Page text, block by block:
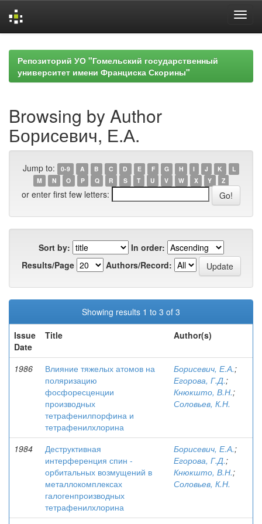
navigationРепозиторий УО "Гомельский государственный
университет имени Франциска Скорины"
Browsing by Author
Борисевич, Е.А.
Jump to: 0-9 A B C D E F G H I J K
L
M
N O P Q R S T U V W X Y Z
or enter first few letters:
Sort by:
In order:
Results/Page
Authors/Record:
Showing results 1 to 3 of 3
Issue
Date
Title Author(s)
1986
Влияние тяжелых атомов на
поляризацию
фосфоресценции
производных
тетрафенилпорфина и
тетрафенилхлорина
Борисевич, Е.А.;
Егорова, Г.Д.;
Кнюкшто, В.Н.;
Соловьев, К.Н.
1984
Деструктивная
интерференция спин -
орбитальных возмущений в
металлокомплексах
галогенпроизводных
тетрафенилхлорина
Борисевич, Е.А.;
Егорова, Г.Д.;
Кнюкшто, В.Н.;
Соловьев, К.Н.